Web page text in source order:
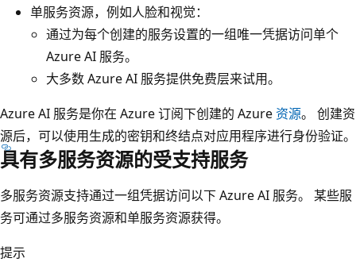
单服务资源，例如人脸和视觉：
通过为每个创建的服务设置的一组唯一凭据访问单个
Azure AI 服务。
大多数 Azure AI 服务提供免费层来试用。
Azure AI 服务是你在 Azure 订阅下创建的 Azure 资源。 创建资
源后，可以使用生成的密钥和终结点对应用程序进行身份验证。
具有多服务资源的受支持服务
多服务资源支持通过一组凭据访问以下 Azure AI 服务。 某些服
务可通过多服务资源和单服务资源获得。
提示